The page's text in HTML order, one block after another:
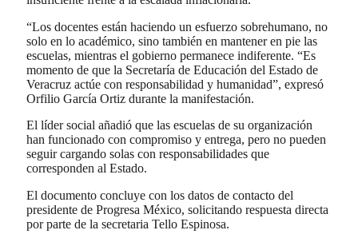
“Los docentes están haciendo un esfuerzo sobrehumano, no
solo en lo académico, sino también en mantener en pie las
escuelas, mientras el gobierno permanece indiferente. “Es
momento de que la Secretaría de Educación del Estado de
Veracruz actúe con responsabilidad y humanidad”, expresó
Orfilio García Ortiz durante la manifestación.
El líder social añadió que las escuelas de su organización
han funcionado con compromiso y entrega, pero no pueden
seguir cargando solas con responsabilidades que
corresponden al Estado.
El documento concluye con los datos de contacto del
presidente de Progresa México, solicitando respuesta directa
por parte de la secretaria Tello Espinosa.